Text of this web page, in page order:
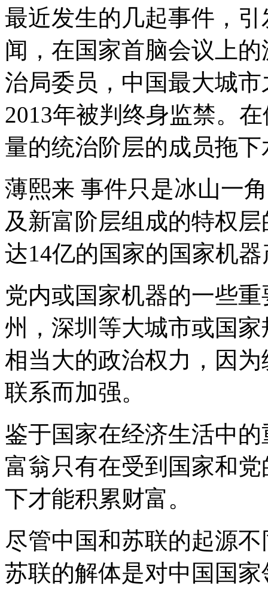
最近发生的几起事件，
闻，在国家首脑会议上
治局委员，中国最大城
2013年被判终身监禁。
量的统治阶层的成员拖下
薄熙来 事件只是冰山一
及新富阶层组成的特权
达14亿的国家的国家机
党内或国家机器的一些
州，深圳等大城市或国
相当大的政治权力，因
联系而加强。
鉴于国家在经济生活中
富翁只有在受到国家和
下才能积累财富。
尽管中国和苏联的起源
苏联的解体是对中国国